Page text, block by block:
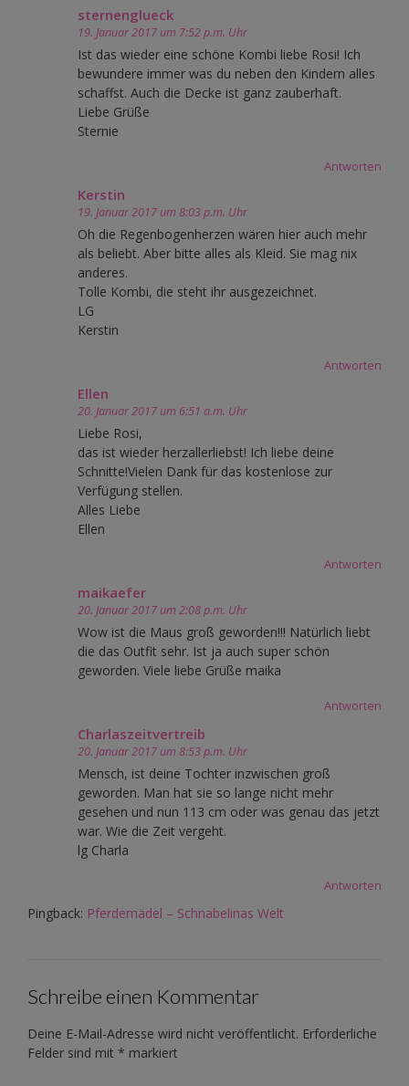
sternenglueck
19. Januar 2017 um 7:52 p.m. Uhr
Ist das wieder eine schöne Kombi liebe Rosi! Ich
bewundere immer was du neben den Kindern alles
schaffst. Auch die Decke ist ganz zauberhaft.
Liebe Grüße
Sternie
Antworten
Kerstin
19. Januar 2017 um 8:03 p.m. Uhr
Oh die Regenbogenherzen wären hier auch mehr
als beliebt. Aber bitte alles als Kleid. Sie mag nix
anderes.
Tolle Kombi, die steht ihr ausgezeichnet.
LG
Kerstin
Antworten
Ellen
20. Januar 2017 um 6:51 a.m. Uhr
Liebe Rosi,
das ist wieder herzallerliebst! Ich liebe deine
Schnitte!Vielen Dank für das kostenlose zur
Verfügung stellen.
Alles Liebe
Ellen
Antworten
maikaefer
20. Januar 2017 um 2:08 p.m. Uhr
Wow ist die Maus groß geworden!!! Natürlich liebt
die das Outfit sehr. Ist ja auch super schön
geworden. Viele liebe Grüße maika
Antworten
Charlaszeitvertreib
20. Januar 2017 um 8:53 p.m. Uhr
Mensch, ist deine Tochter inzwischen groß
geworden. Man hat sie so lange nicht mehr
gesehen und nun 113 cm oder was genau das jetzt
war. Wie die Zeit vergeht.
lg Charla
Antworten
Pingback: Pferdemädel – Schnabelinas Welt
Schreibe einen Kommentar
Deine E-Mail-Adresse wird nicht veröffentlicht. Erforderliche
Felder sind mit * markiert